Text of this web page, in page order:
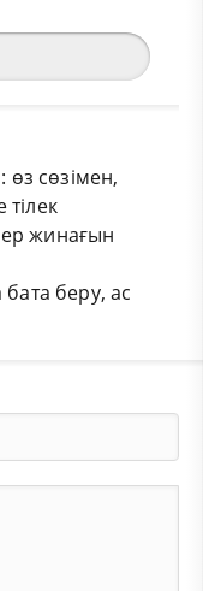
өз сөзімен,
жинағын
беру, ас